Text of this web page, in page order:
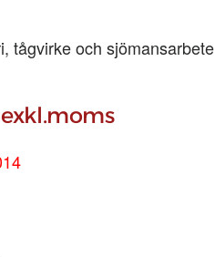
tågvirke och sjömansarbete
exkl.moms